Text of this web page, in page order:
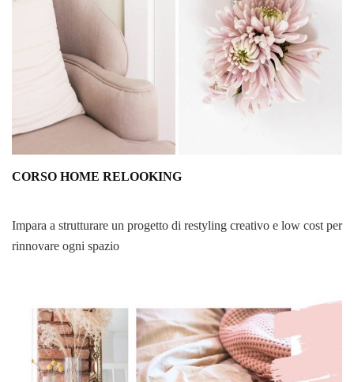
CORSO HOME RELOOKING
Impara a strutturare un progetto di restyling creativo e low cost per
rinnovare ogni spazio